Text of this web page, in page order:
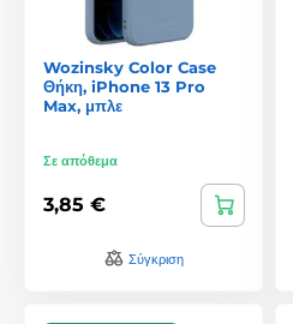
Wozinsky Color Case
Θήκη, iPhone 13 Pro
Max, μπλε
Σε απόθεμα
3,85 €
Σύγκριση